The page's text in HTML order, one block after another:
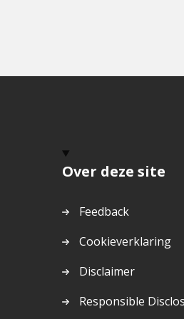
Over deze site
Feedback
Cookieverklaring
Disclaimer
Responsible